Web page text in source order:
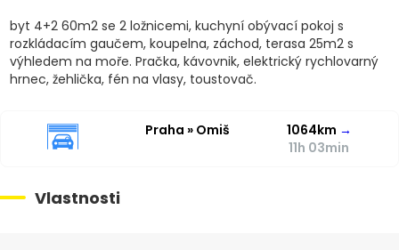
byt 4+2 60m2 se 2 ložnicemi, kuchyní obývací pokoj s
rozkládacím gaučem, koupelna, záchod, terasa 25m2 s
výhledem na moře. Pračka, kávovnik, elektrický rychlovarný
hrnec, žehlička, fén na vlasy, toustovač.
Praha » Omiš 1064km →
11h 03min
Vlastnosti